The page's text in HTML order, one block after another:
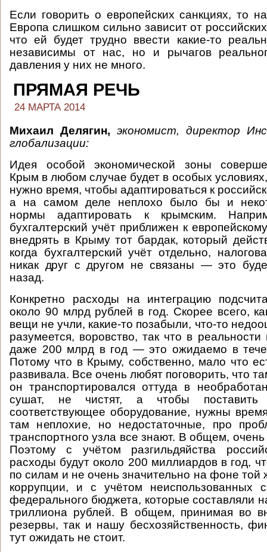
Если говорить о европейских санкциях, то
Европа слишком сильно зависит от российских
что ей будет трудно ввести какие-то
независимы от нас, но и рычагов
давления у них не много.
ПРЯМАЯ РЕЧЬ
24 МАРТА 2014
Михаил Делягин, экономист, директор
глобализации:
Идея особой экономической зоны
Крым в любом случае будет в особых
нужно время, чтобы адаптироваться к
а на самом деле неплохо было бы и
нормы адаптировать к крымским.
бухгалтерский учёт приближен к
внедрять в Крыму тот бардак, который
когда бухгалтерский учёт отдельно,
никак друг с другом не связаны — это
назад.
Конкретно расходы на интеграцию
около 90 млрд рублей в год. Скорее всего,
вещи не учли, какие-то позабыли, что-то
разумеется, воровство, так что в
даже 200 млрд в год — это ожидаемо в
Потому что в Крыму, собственно, мало что
развивала. Все очень любят поговорить, что
он транспортировался оттуда в
сушат, не чистят, а чтобы поставить
соответствующее оборудование, нужны
там неплохие, но недостаточные, про
транспортного узла все знают. В общем,
Поэтому с учётом разгильдяйства
расходы будут около 200 миллиардов в год,
по силам и не очень значительно на фоне
коррупции, и с учётом неиспользованных
федерального бюджета, которые составляли
триллиона рублей. В общем, принимая во
резервы, так и нашу бесхозяйственность,
тут ожидать не стоит.